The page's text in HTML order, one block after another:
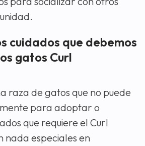
cuidados que debemos
gatos Curl
raza de gatos que no puede
para adoptar o
que requiere el Curl
nada especiales en